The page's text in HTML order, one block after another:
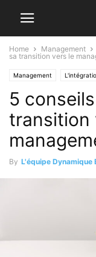
Home Management
sa transition vers le
Management
Par les nouvelles tendances
5
transition
By L'équipe Dynamique